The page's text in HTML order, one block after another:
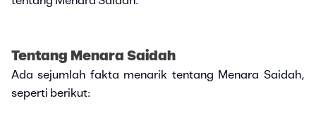
Tentang Menara Saidah
Ada sejumlah fakta menarik tentang Menara Saidah,
seperti berikut: